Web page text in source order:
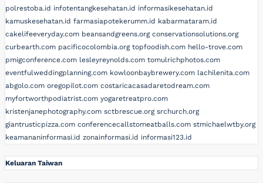
polrestoba.id infotentangkesehatan.id informasikesehatan.id
kamuskesehatan.id farmasiapotekerumm.id kabarmataram.id
cakelifeeveryday.com beansandgreens.org conservationsolutions.org
curbearth.com pacificocolombia.org topfoodish.com hello-trove.com
pmigconference.com lesleyreynolds.com tomulrichphotos.com
eventfulweddingplanning.com kowloonbaybrewery.com lachilenita.com
abgolo.com oregopilot.com costaricacasadaretodream.com
myfortworthpodiatrist.com yogaretreatpro.com
kristenjanephotography.com sctbrescue.org srchurch.org
giantrusticpizza.com conferencecallstomeatballs.com stmichaelwtby.org
keamananinformasi.id zonainformasi.id informasi123.id
Keluaran Taiwan